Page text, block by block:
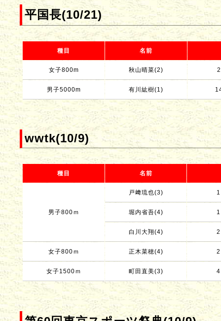
平国長(10/21)
種目 名前
女子800m 秋山晴菜(2)
男子5000m 有川紘樹(1)
wwtk(10/9)
種目 名前
男子800ｍ
戸﨑琉也(3)
堀内省吾(4)
白川大翔(4)
女子800ｍ 正木菜穂(4)
女子1500ｍ 町田直美(3)